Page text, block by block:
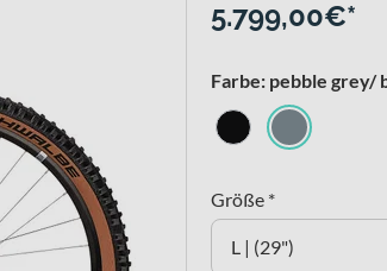
5.799,00€*
Farbe: pebble grey/
Größe *
L | (29")